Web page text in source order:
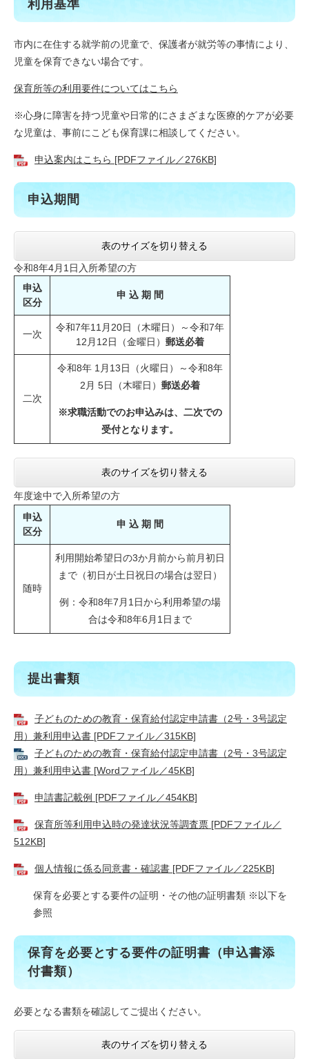
利用基準
市内に在住する就学前の児童で、保護者が就労等の事情により、
児童を保育できない場合です。
保育所等の利用要件についてはこちら
※心身に障害を持つ児童や日常的にさまざまな医療的ケアが必要
な児童は、事前にこども保育課に相談してください。
申込案内はこちら [PDFファイル／276KB]
申込期間
表のサイズを切り替える
令和8年4月1日入所希望の方
申込
区分
申 込 期 間
一次
令和7年11月20日（木曜日）～令和7年
12月12日（金曜日） 郵送必着
二次
令和8年 1月13日（火曜日）～令和8年
2月 5日（木曜日） 郵送必着
※求職活動でのお申込みは、二次での
受付となります。
表のサイズを切り替える
年度途中で入所希望の方
申込
区分
申 込 期 間
随時
利用開始希望日の3か月前から前月初日
まで（初日が土日祝日の場合は翌日）
例：令和8年7月1日から利用希望の場
合は令和8年6月1日まで
提出書類
子どものための教育・保育給付認定申請書（2号・3号認定
用）兼利用申込書 [PDFファイル／315KB]
子どものための教育・保育給付認定申請書（2号・3号認定
用）兼利用申込書 [Wordファイル／45KB]
申請書記載例 [PDFファイル／454KB]
保育所等利用申込時の発達状況等調査票 [PDFファイル／
512KB]
個人情報に係る同意書・確認書 [PDFファイル／225KB]
保育を必要とする要件の証明・その他の証明書類 ※以下を
参照
保育を必要とする要件の証明書（申込書添
付書類）
必要となる書類を確認してご提出ください。
表のサイズを切り替える